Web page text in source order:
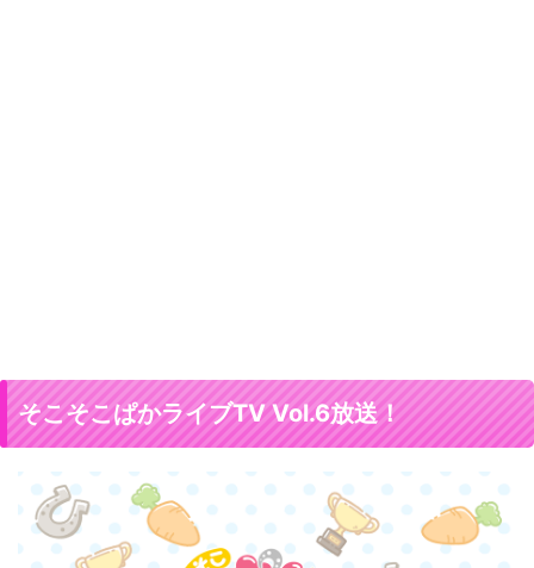
そこそこぱかライブTV Vol.6放送！